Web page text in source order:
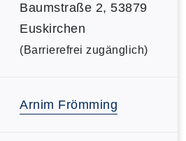
Baumstraße 2, 53879
Euskirchen
(Barrierefrei zugänglich)
Arnim Frömming